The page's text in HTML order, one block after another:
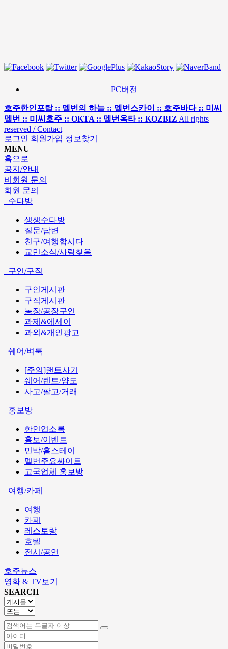
PC버전
호주한인포탈 :: 멜번의 하늘 :: 멜번스카이 :: 호주바다 :: 미씨
멜번 :: 미씨호주 :: OKTA :: 멜번옥타 :: KOZBIZ All rights
reserved / Contact
로그인 회원가입 정보찾기
MENU
홈으로
공지/안내
비회원 문의
회원 문의
수다방
생생수다방
질문/답변
친구/여행합시다
교민소식/사람찾음
구인/구직
구인게시판
구직게시판
농장/공장구인
과제&에세이
과외&개인광고
쉐어/벼룩
[주의]랜트사기
쉐어/렌트/양도
사고/팔고/거래
홍보방
한인업소록
홍보/이벤트
민박/홈스테이
멜번주요싸이트
고국업체 홍보방
여행/카페
여행
카페
레스토랑
호텔
전시/공연
호주뉴스
영화 & TV보기
SEARCH